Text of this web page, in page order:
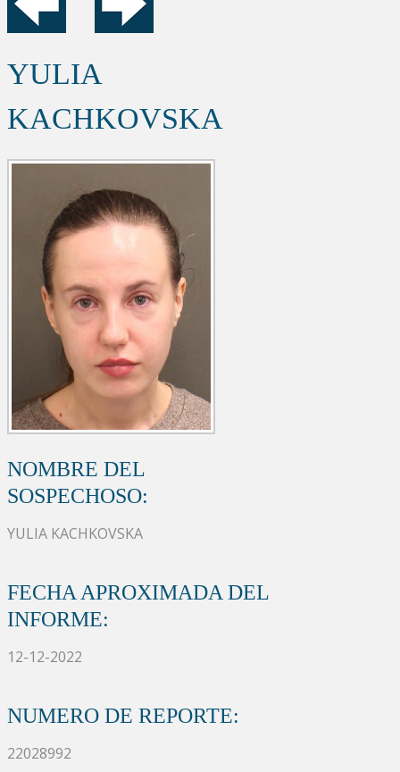
YULIA
KACHKOVSKA
NOMBRE DEL
SOSPECHOSO:
YULIA KACHKOVSKA
FECHA APROXIMADA DEL
INFORME:
12-12-2022
NUMERO DE REPORTE:
22028992